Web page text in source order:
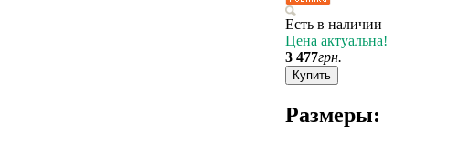
Есть в наличии
Цена актуальна!
3 477грн.
Купить
Размеры: